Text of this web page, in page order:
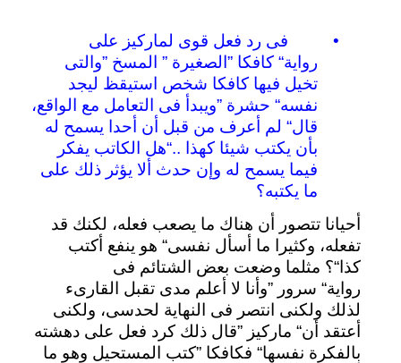
• فى رد فعل قوى لماركيز على
رواية“ كافكا ”الصغيرة ” المسخ ”والتى
تخيل فيها كافكا شخص استيقظ ليجد
نفسه“ حشرة ”ويبدأ فى التعامل مع الواقع،
قال“ لم أعرف من قبل أن أحدا يسمح له
بأن يكتب شيئا كهذا “..هل الكاتب يفكر
فيما يسمح له وإن حدث ألا يؤثر ذلك على
ما يكتبه؟
أحيانا تتصور أن هناك ما يصعب فعله، لكنك قد
تفعله، وكثيرا ما أسأل نفسى“ هو ينفع أكتب
كذا “؟ مثلما وضعت بعض الشتائم فى
رواية“ سرور ”وأنا لا أعلم مدى تقبل
القارىء
لذلك ولكنى انتصر فى النهاية لحدسى، ولكنى
أعتقد أن“ ماركيز ”قال ذلك كرد فعل على دهشته
بالفكرة نفسها“ فكافكا ”كتب المستحيل وهو ما